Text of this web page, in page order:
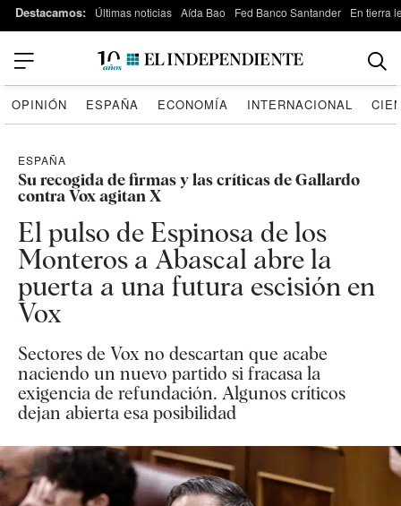
Destacamos: Últimas noticias Aída Bao Fed Banco Santander En tierra
OPINIÓN ESPAÑA ECONOMÍA INTERNACIONAL
ESPAÑA
Su recogida de firmas y las críticas de Gallardo
contra Vox agitan X
El pulso de Espinosa de los
Monteros a Abascal abre la
puerta a una futura escisión en
Vox
Sectores de Vox no descartan que acabe
naciendo un nuevo partido si fracasa la
exigencia de refundación. Algunos críticos
dejan abierta esa posibilidad